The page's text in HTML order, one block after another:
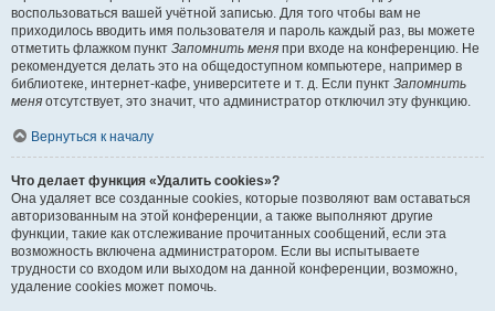
воспользоваться вашей учётной записью. Для того чтобы вам не
приходилось вводить имя пользователя и пароль каждый раз, вы можете
отметить флажком пункт Запомнить меня при входе на конференцию. Не
рекомендуется делать это на общедоступном компьютере, например в
библиотеке, интернет-кафе, университете и т. д. Если пункт Запомнить
меня отсутствует, это значит, что администратор отключил эту функцию.
Вернуться к началу
Что делает функция «Удалить cookies»?
Она удаляет все созданные cookies, которые позволяют вам оставаться
авторизованным на этой конференции, а также выполняют другие
функции, такие как отслеживание прочитанных сообщений, если эта
возможность включена администратором. Если вы испытываете
трудности со входом или выходом на данной конференции, возможно,
удаление cookies может помочь.